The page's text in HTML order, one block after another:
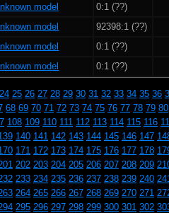
model
0:1 (??)
model
92398:1 (??)
model
0:1 (??)
model
0:1 (??)
24 25 26 27 28 29 30 31 32 33 34 35 36
68 69 70 71 72 73 74 75 76 77 78 79 80
108 109 110 111 112 113 114 115 116
140 141 142 143 144 145 146 147
171 172 173 174 175 176 177 178
202 203 204 205 206 207 208 209
233 234 235 236 237 238 239 240 241
264 265 266 267 268 269 270 271
295 296 297 298 299 300 301 302